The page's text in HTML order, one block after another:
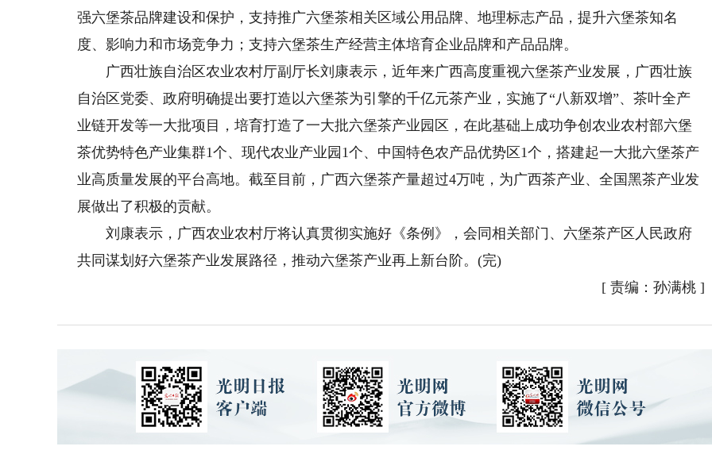
强六堡茶品牌建设和保护，支持推广六堡茶相关区域公用品牌、地理标志产品，提升六堡茶知名
度、影响力和市场竞争力；支持六堡茶生产经营主体培育企业品牌和产品品牌。
广西壮族自治区农业农村厅副厅长刘康表示，近年来广西高度重视六堡茶产业发展，广西壮族
自治区党委、政府明确提出要打造以六堡茶为引擎的千亿元茶产业，实施了“八新双增”、茶叶全产
业链开发等一大批项目，培育打造了一大批六堡茶产业园区，在此基础上成功争创农业农村部六堡
茶优势特色产业集群1个、现代农业产业园1个、中国特色农产品优势区1个，搭建起一大批六堡茶产
业高质量发展的平台高地。截至目前，广西六堡茶产量超过4万吨，为广西茶产业、全国黑茶产业发
展做出了积极的贡献。
刘康表示，广西农业农村厅将认真贯彻实施好《条例》，会同相关部门、六堡茶产区人民政府
共同谋划好六堡茶产业发展路径，推动六堡茶产业再上新台阶。(完)
[ 责编：孙满桃 ]